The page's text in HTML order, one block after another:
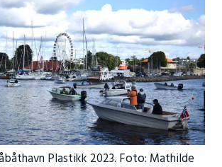
Plastikk 2023. Foto: Mathilde